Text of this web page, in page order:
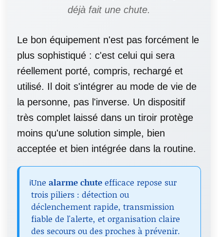
déjà fait une chute.
Le bon équipement n'est pas forcément le
plus sophistiqué : c'est celui qui sera
réellement porté, compris, rechargé et
utilisé. Il doit s'intégrer au mode de vie de
la personne, pas l'inverse. Un dispositif
très complet laissé dans un tiroir protège
moins qu'une solution simple, bien
acceptée et bien intégrée dans la routine.
ℹ️Une alarme chute efficace repose sur
trois piliers : détection ou
déclenchement rapide, transmission
fiable de l'alerte, et organisation claire
des secours ou des proches à prévenir.